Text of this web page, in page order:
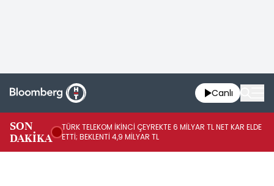
Canlı
SON
DAKİKA
TÜRK TELEKOM İKİNCİ ÇEYREKTE 6 MİLYAR TL NET KAR ELDE
ETTİ; BEKLENTİ 4,9 MİLYAR TL